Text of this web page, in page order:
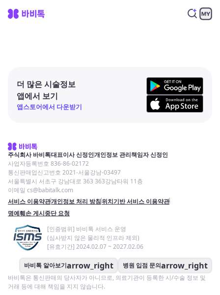
더 많은 시술정보
앱에서 보기
앱스토어에서 다운받기
주식회사 바비톡대표이사 신정인개인정보 관리책임자 신정인
사업자등록번호 836-86-02172
통신판매업신고번호 2021-서울강남-03497
서울특별시 서초구 강남대로 363 363강남타워 11층
이메일 cs@babitalk.com
서비스 이용약관개인정보 처리 방침위치기반 서비스 이용약관
명예훼손 게시중단 요청
[인증범위] 바비톡 서비스 운영
(심사받지 않은 물리적 인프라 제외)
[유효기간] 2024.02.07 ~ 2027.02.06
바비톡 알아보기arrow_right 병원 입점 문의arrow_right
바비톡은 통신판매의 당사자가 아니므로, 의료기관이 등록한 시/수술 정보 및
거래 등에 대해 책임을 지지 않습니다.